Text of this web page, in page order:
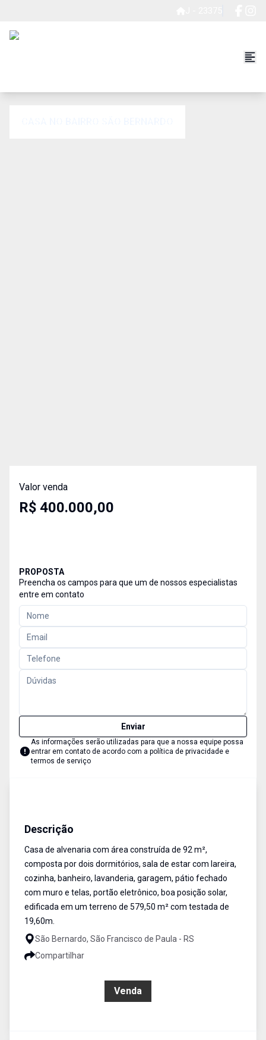
Valor venda
R$ 400.000,00
PROPOSTA
Preencha os campos para que um de nossos especialistas
entre em contato
Enviar
As informações serão utilizadas para que a nossa equipe possa
entrar em contato de acordo com a política de privacidade e
termos de serviço
Descrição
Casa de alvenaria com área construída de 92 m²,
composta por dois dormitórios, sala de estar com lareira,
cozinha, banheiro, lavanderia, garagem, pátio fechado
com muro e telas, portão eletrônico, boa posição solar,
edificada em um terreno de 579,50 m² com testada de
19,60m.
São Bernardo, São Francisco de Paula - RS
Compartilhar
Venda